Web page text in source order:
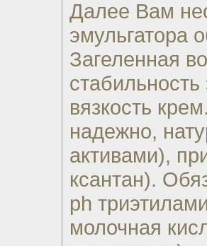
Далее Вам
эмульгатора
Загеленная
вязкость
надежно,
активами),
ксантан).
ph
молочная